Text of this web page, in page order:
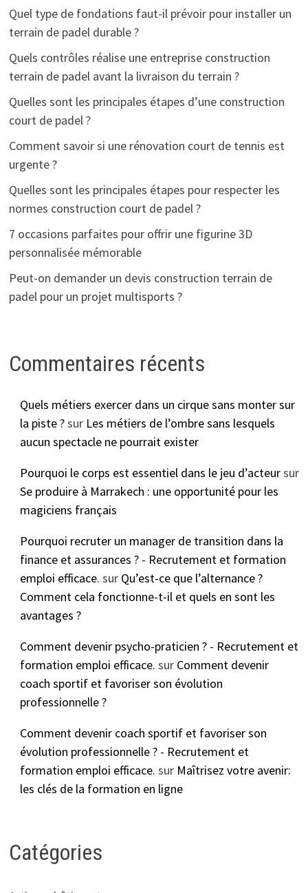
Quel type de fondations faut-il prévoir pour installer un
terrain de padel durable ?
Quels contrôles réalise une entreprise construction
terrain de padel avant la livraison du terrain ?
Quelles sont les principales étapes d’une construction
court de padel ?
Comment savoir si une rénovation court de tennis est
urgente ?
Quelles sont les principales étapes pour respecter les
normes construction court de padel ?
7 occasions parfaites pour offrir une figurine 3D
personnalisée mémorable
Peut-on demander un devis construction terrain de
padel pour un projet multisports ?
Commentaires récents
Quels métiers exercer dans un cirque sans monter sur
la piste ?sur Les métiers de l’ombre sans lesquels
aucun spectacle ne pourrait exister
Pourquoi le corps est essentiel dans le jeu d’acteursur
Se produire à Marrakech : une opportunité pour les
magiciens français
Pourquoi recruter un manager de transition dans la
finance et assurances ? - Recrutement et formation
emploi efficace. sur Qu’est-ce que l’alternance ?
Comment cela fonctionne-t-il et quels en sont les
avantages ?
Comment devenir psycho-praticien ? - Recrutement et
formation emploi efficace. sur Comment devenir
coach sportif et favoriser son évolution
professionnelle ?
Comment devenir coach sportif et favoriser son
évolution professionnelle ? - Recrutement et
formation emploi efficace. sur Maîtrisez votre avenir:
les clés de la formation en ligne
Catégories